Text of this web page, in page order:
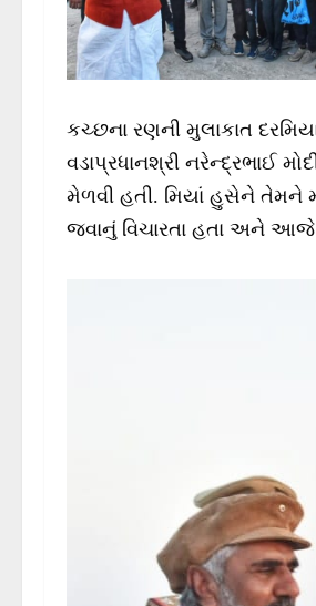
કચ્છના રણની મુલાકાત
વડાપ્રધાનશ્રી નરેન્દ્રભાઈ
મેળવી હતી. મિયાં હુસેને
જવાનું વિચારતા હતા અને